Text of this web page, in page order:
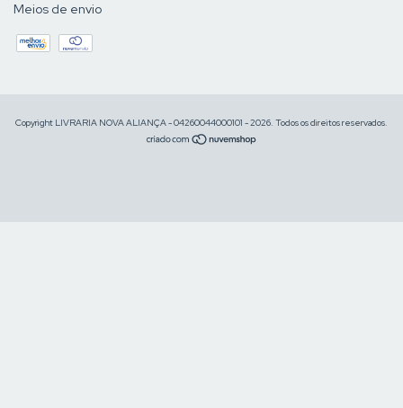
Meios de envio
Copyright LIVRARIA NOVA ALIANÇA - 04260044000101 - 2026. Todos os direitos reservados.